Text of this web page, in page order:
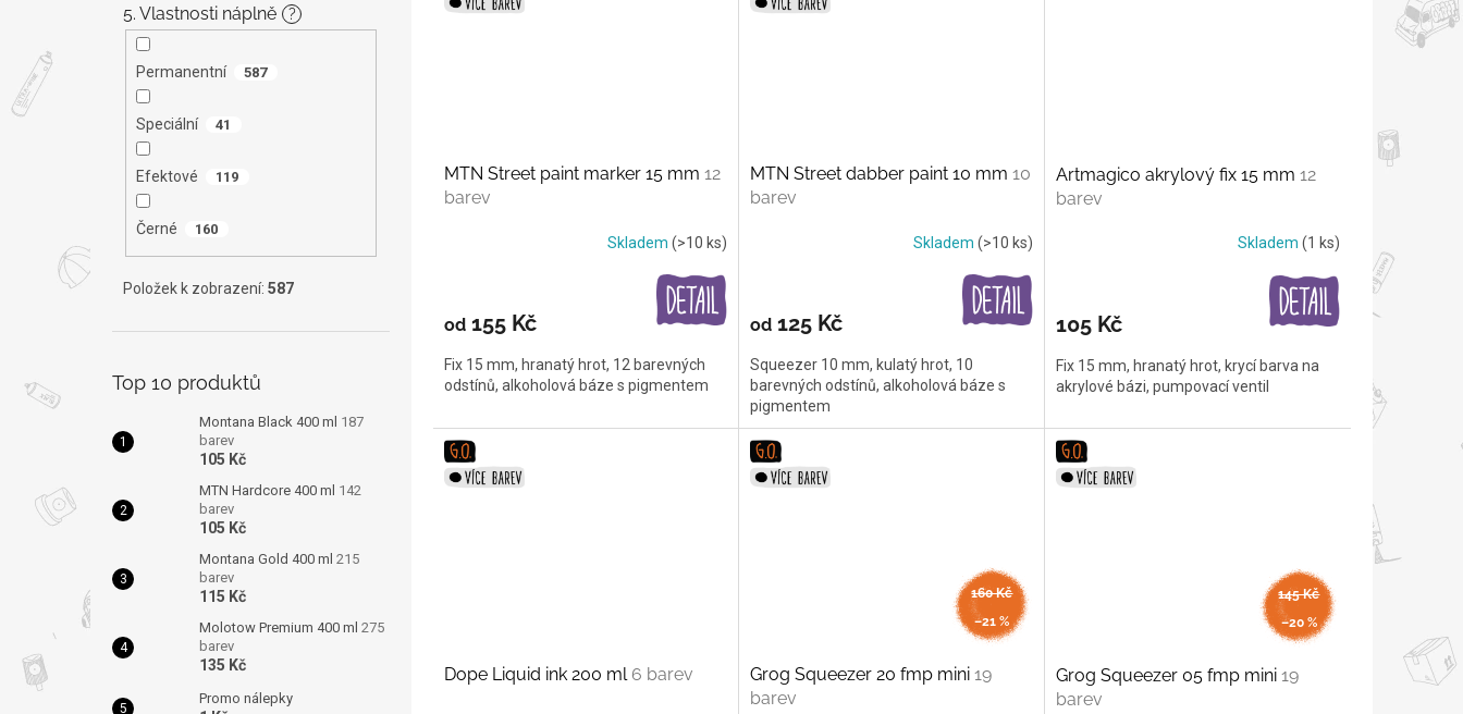
5. Vlastnosti náplně ?
Permanentní 587
Speciální 41
Efektové 119
Černé 160
Položek k zobrazení: 587
Top 10 produktů
Montana Black 400 ml 187
barev
105 Kč
MTN Hardcore 400 ml 142
barev
105 Kč
Montana Gold 400 ml 215
barev
115 Kč
Molotow Premium 400 ml 275
barev
135 Kč
Promo nálepky
MTN Street paint marker 15 mm 12
barev
Skladem (>10 ks)
od 155 Kč
Fix 15 mm, hranatý hrot, 12 barevných
odstínů, alkoholová báze s pigmentem
MTN Street dabber paint 10 mm 10
barev
Skladem (>10 ks)
od125 Kč
Squeezer 10 mm, kulatý hrot, 10
barevných odstínů, alkoholová báze s
pigmentem
Artmagico akrylový fix 15 mm 12
barev
Skladem (1 ks)
105 Kč
Fix 15 mm, hranatý hrot, krycí barva na
akrylové bázi, pumpovací ventil
Dope Liquid ink 200 ml 6 barev
160 Kč
–21 %
Grog Squeezer 20 fmp mini 19
barev
145 Kč
–20 %
Grog Squeezer 05 fmp mini 19
barev